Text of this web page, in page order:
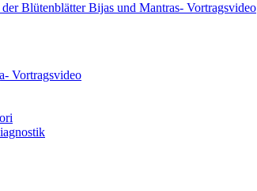
Blütenblätter Bijas und Mantras- Vortragsvideo
Vortragsvideo